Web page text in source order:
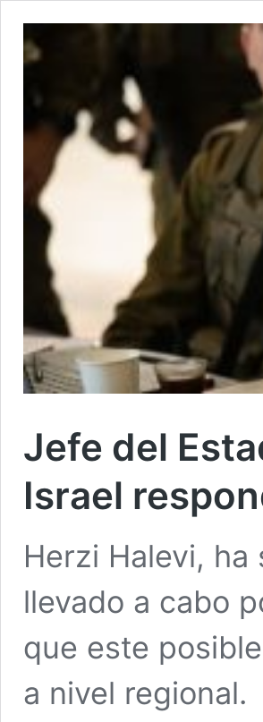
Jefe del
Israel
Herzi Halevi,
llevado a cabo
que este
a nivel regional.